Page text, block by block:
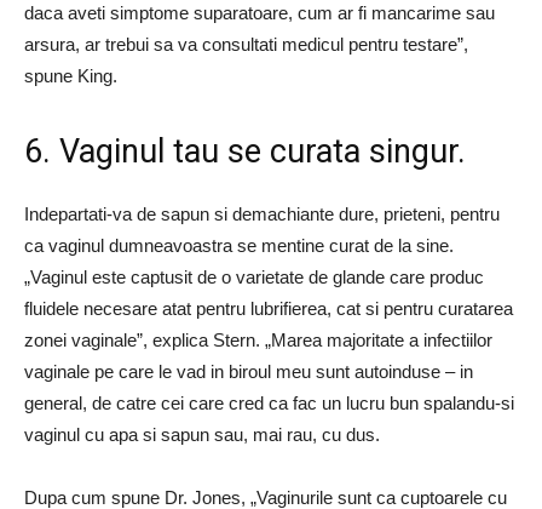
daca aveti simptome suparatoare, cum ar fi mancarime sau
arsura, ar trebui sa va consultati medicul pentru testare”,
spune King.
6. Vaginul tau se curata singur.
Indepartati-va de sapun si demachiante dure, prieteni, pentru
ca vaginul dumneavoastra se mentine curat de la sine.
„Vaginul este captusit de o varietate de glande care produc
fluidele necesare atat pentru lubrifierea, cat si pentru curatarea
zonei vaginale”, explica Stern. „Marea majoritate a infectiilor
vaginale pe care le vad in biroul meu sunt autoinduse – in
general, de catre cei care cred ca fac un lucru bun spalandu-si
vaginul cu apa si sapun sau, mai rau, cu dus.
Dupa cum spune Dr. Jones, „Vaginurile sunt ca cuptoarele cu